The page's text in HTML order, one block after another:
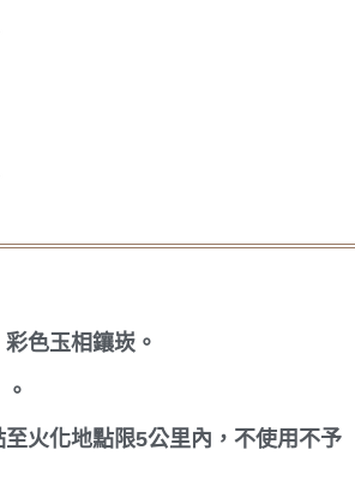
色玉相鑲崁。
火化地點限5公里內，不使用不予